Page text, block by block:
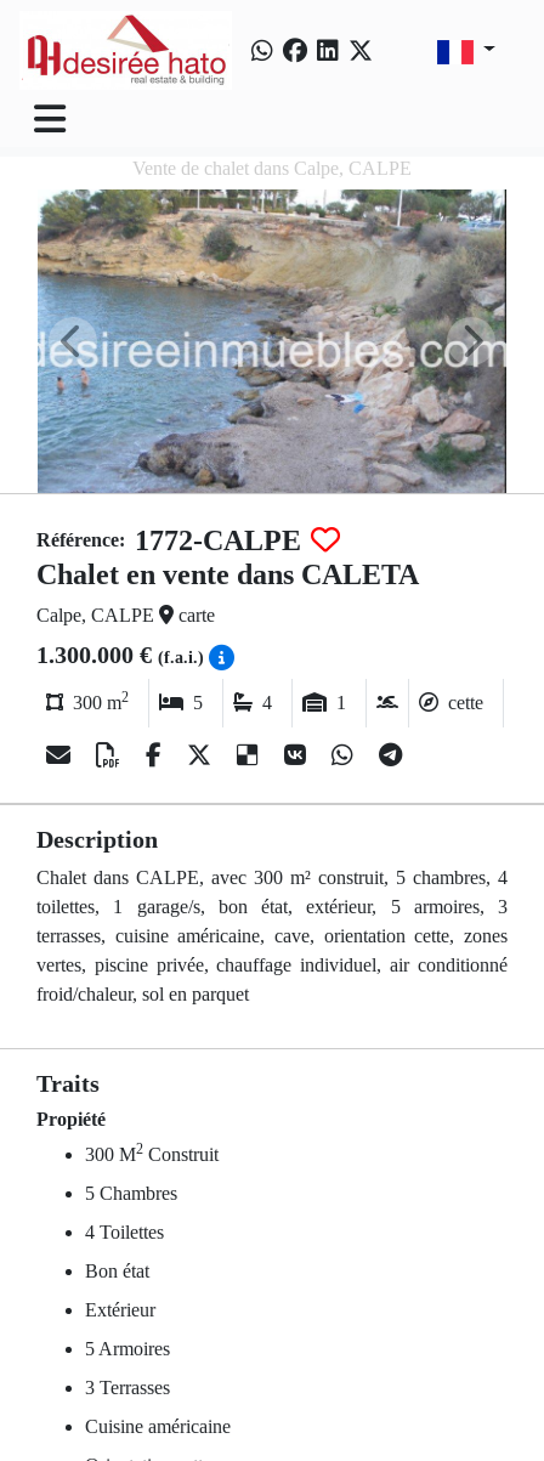
Vente de chalet dans Calpe, CALPE
Référence:
1772-CALPE
Chalet en vente dans CALETA
Calpe, CALPE carte
1.300.000 € (f.a.i.)
300 m2 5 4 1 cette
Description
Chalet dans CALPE, avec 300 m² construit, 5 chambres, 4
toilettes, 1 garage/s, bon état, extérieur, 5 armoires, 3
terrasses, cuisine américaine, cave, orientation cette, zones
vertes, piscine privée, chauffage individuel, air conditionné
froid/chaleur, sol en parquet
Traits
Propiété
300 M2 Construit
5 Chambres
4 Toilettes
Bon état
Extérieur
5 Armoires
3 Terrasses
Cuisine américaine